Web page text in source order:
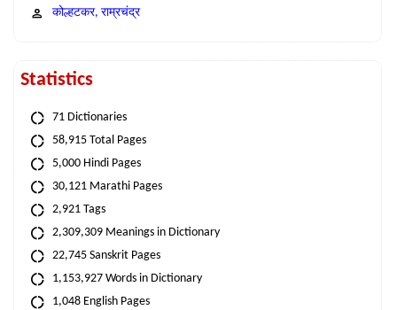
कोल्हटकर, राम्रचंद्र
Statistics
71 Dictionaries
58,915 Total Pages
5,000 Hindi Pages
30,121 Marathi Pages
2,921 Tags
2,309,309 Meanings in Dictionary
22,745 Sanskrit Pages
1,153,927 Words in Dictionary
1,048 English Pages